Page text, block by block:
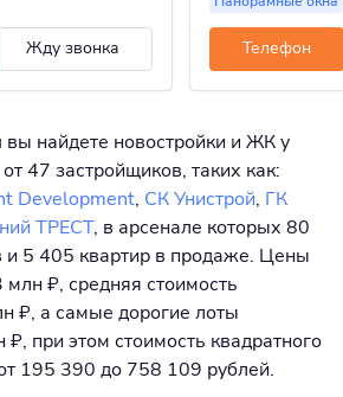
Жду звонка Телефон
найдете новостройки и ЖК у
47 застройщиков, таких как:
Development, СК Унистрой, ГК
ТРЕСТ, в арсенале которых 80
5 405 квартир в продаже. Цены
₽, средняя стоимость
₽, а самые дорогие лоты
при этом стоимость квадратного
195 390 до 758 109 рублей.